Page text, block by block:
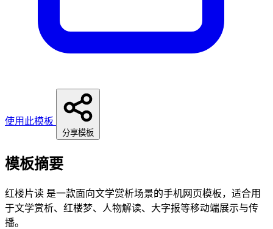
使用此模板
分享模板
模板摘要
红楼片读 是一款面向文学赏析场景的手机网页模板，适合用
于文学赏析、红楼梦、人物解读、大字报等移动端展示与传
播。